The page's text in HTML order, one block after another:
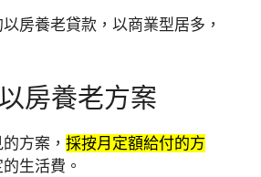
房養老貸款，以商業型居多，
房養老方案
方案， 採按月定額給付的方
生活費。